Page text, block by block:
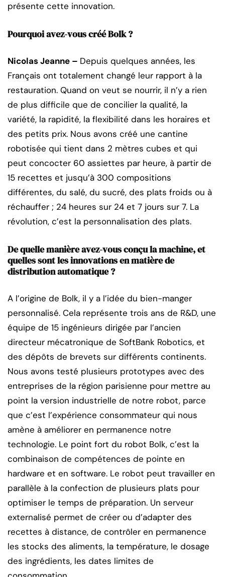
présente cette innovation.
Pourquoi avez-vous créé Bolk ?
Nicolas Jeanne – Depuis quelques années, les
Français ont totalement changé leur rapport à la
restauration. Quand on veut se nourrir, il n’y a rien
de plus difficile que de concilier la qualité, la
variété, la rapidité, la flexibilité dans les horaires et
des petits prix. Nous avons créé une cantine
robotisée qui tient dans 2 mètres cubes et qui
peut concocter 60 assiettes par heure, à partir de
15 recettes et jusqu’à 300 compositions
différentes, du salé, du sucré, des plats froids ou à
réchauffer ; 24 heures sur 24 et 7 jours sur 7. La
révolution, c’est la personnalisation des plats.
De quelle manière avez-vous conçu la machine, et
quelles sont les innovations en matière de
distribution automatique ?
A l’origine de Bolk, il y a l’idée du bien-manger
personnalisé. Cela représente trois ans de R&D, une
équipe de 15 ingénieurs dirigée par l’ancien
directeur mécatronique de SoftBank Robotics, et
des dépôts de brevets sur différents continents.
Nous avons testé plusieurs prototypes avec des
entreprises de la région parisienne pour mettre au
point la version industrielle de notre robot, parce
que c’est l’expérience consommateur qui nous
amène à améliorer en permanence notre
technologie. Le point fort du robot Bolk, c’est la
combinaison de compétences de pointe en
hardware et en software. Le robot peut travailler en
parallèle à la confection de plusieurs plats pour
optimiser le temps de préparation. Un serveur
externalisé permet de créer ou d’adapter des
recettes à distance, de contrôler en permanence
les stocks des aliments, la température, le dosage
des ingrédients, les dates limites de